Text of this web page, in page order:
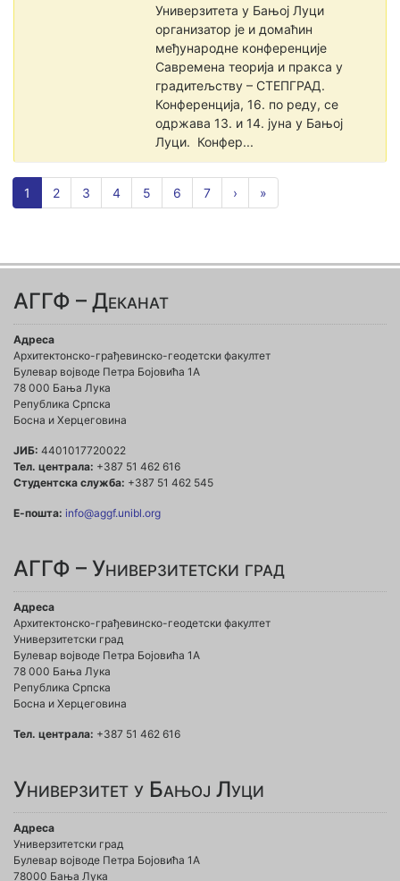
Универзитета у Бањој Луци
организатор је и домаћин
међународне конференције
Савремена теорија и пракса у
градитељству – СТЕПГРАД.
Конференција, 16. по реду, се
одржава 13. и 14. јуна у Бањој
Луци. Конфер...
1 2 3 4 5 6 7 › »
АГГФ – Деканат
Адреса
Архитектонско-грађевинско-геодетски факултет
Булевар војводе Петра Бојовића 1A
78 000 Бања Лука
Република Српска
Босна и Херцеговина
ЈИБ: 4401017720022
Тел. централа: +387 51 462 616
Студентска служба: +387 51 462 545
Е-пошта: info@aggf.unibl.org
АГГФ – Универзитетски град
Адреса
Архитектонско-грађевинско-геодетски факултет
Универзитетски град
Булевар војводе Петра Бојовића 1A
78 000 Бања Лука
Република Српска
Босна и Херцеговина
Тел. централа: +387 51 462 616
Универзитет у Бањој Луци
Адреса
Универзитетски град
Булевар војводе Петра Бојовића 1А
78000 Бања Лука